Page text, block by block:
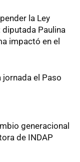
la Ley
Paulina
impactó en el
el Paso
generacional
de INDAP